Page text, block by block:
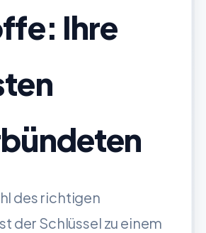
Ihre
des richtigen
der Schlüssel zu einem